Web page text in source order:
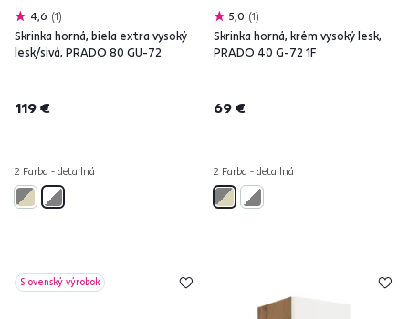
4,6 1
Skrinka horná, biela extra vysoký
lesk/sivá, PRADO 80 GU-72
119 €
2 Farba - detailná
5,0 1
Skrinka horná, krém vysoký lesk,
PRADO 40 G-72 1F
69 €
2 Farba - detailná
Slovenský výrobok